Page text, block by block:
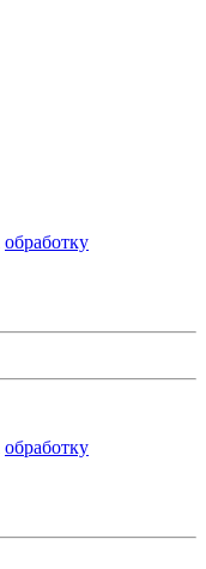
обработку
обработку